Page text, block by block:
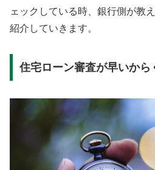
ェックしている時、銀行側が教
紹介していきます。
住宅ローン審査が早いから